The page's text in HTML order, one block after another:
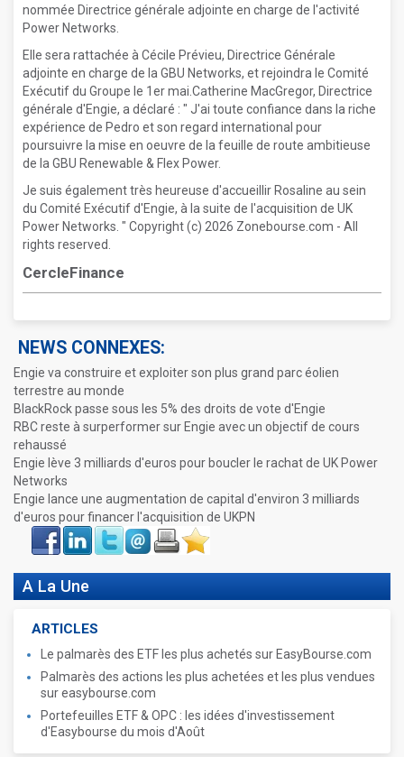
nommée Directrice générale adjointe en charge de l'activité
Power Networks.
Elle sera rattachée à Cécile Prévieu, Directrice Générale
adjointe en charge de la GBU Networks, et rejoindra le Comité
Exécutif du Groupe le 1er mai.Catherine MacGregor, Directrice
générale d'Engie, a déclaré : " J'ai toute confiance dans la riche
expérience de Pedro et son regard international pour
poursuivre la mise en oeuvre de la feuille de route ambitieuse
de la GBU Renewable & Flex Power.
Je suis également très heureuse d'accueillir Rosaline au sein
du Comité Exécutif d'Engie, à la suite de l'acquisition de UK
Power Networks. " Copyright (c) 2026 Zonebourse.com - All
rights reserved.
CercleFinance
NEWS CONNEXES:
Engie va construire et exploiter son plus grand parc éolien
terrestre au monde
BlackRock passe sous les 5% des droits de vote d'Engie
RBC reste à surperformer sur Engie avec un objectif de cours
rehaussé
Engie lève 3 milliards d'euros pour boucler le rachat de UK Power
Networks
Engie lance une augmentation de capital d'environ 3 milliards
d'euros pour financer l'acquisition de UKPN
Face
book
LinkIn Twitter Envoyer ImprimerFavoris
A La Une
ARTICLES
Le palmarès des ETF les plus achetés sur EasyBourse.com
Palmarès des actions les plus achetées et les plus vendues
sur easybourse.com
Portefeuilles ETF & OPC : les idées d'investissement
d'Easybourse du mois d'Août